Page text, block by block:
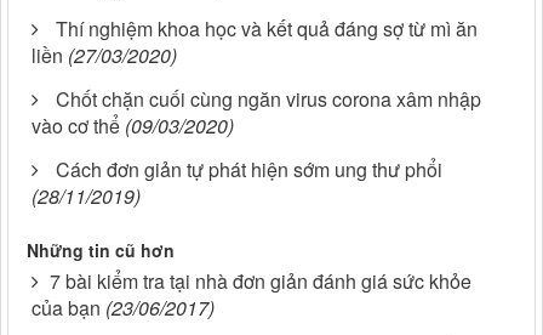
Thí nghiệm khoa học và kết quả đáng sợ từ mì ăn
liền (27/03/2020)
Chốt chặn cuối cùng ngăn virus corona xâm nhập
vào cơ thể (09/03/2020)
Cách đơn giản tự phát hiện sớm ung thư phổi
(28/11/2019)
Những tin cũ hơn
7 bài kiểm tra tại nhà đơn giản đánh giá sức khỏe
của bạn (23/06/2017)